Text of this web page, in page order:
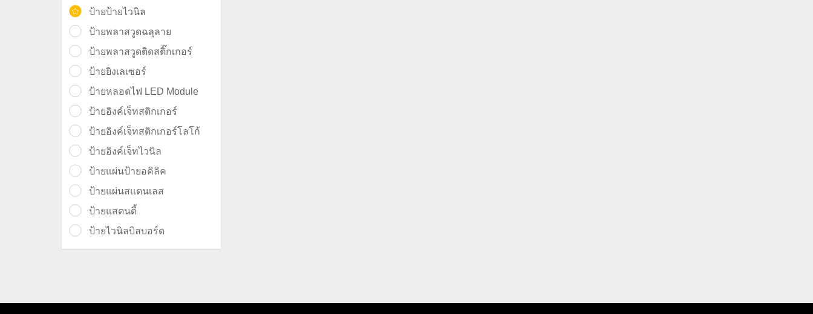
ป้ายป้ายไวนิล
ป้ายพลาสวูดฉลุลาย
ป้ายพลาสวูดติดสติ๊กเกอร์
ป้ายยิงเลเซอร์
ป้ายหลอดไฟ LED Module
ป้ายอิงค์เจ็ทสติกเกอร์
ป้ายอิงค์เจ็ทสติกเกอร์โลโก้
ป้ายอิงค์เจ็ทไวนิล
ป้ายแผ่นป้ายอคิลิค
ป้ายแผ่นสแตนเลส
ป้ายแสตนดี้
ป้ายไวนิลบิลบอร์ด